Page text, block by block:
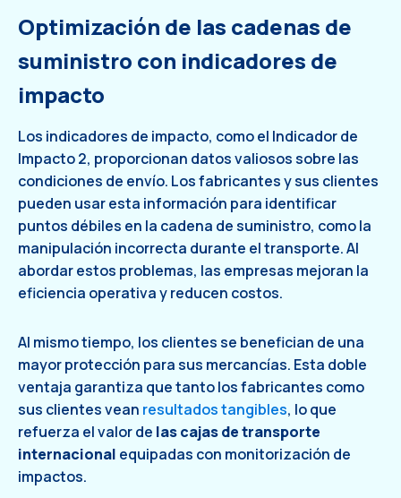
Optimización de las cadenas de
suministro con indicadores de
impacto
Los indicadores de impacto, como el Indicador de
Impacto 2, proporcionan datos valiosos sobre las
condiciones de envío. Los fabricantes y sus clientes
pueden usar esta información para identificar
puntos débiles en la cadena de suministro, como la
manipulación incorrecta durante el transporte. Al
abordar estos problemas, las empresas mejoran la
eficiencia operativa y reducen costos.
Al mismo tiempo, los clientes se benefician de una
mayor protección para sus mercancías. Esta doble
ventaja garantiza que tanto los fabricantes como
sus clientes vean resultados tangibles, lo que
refuerza el valor de las cajas de transporte
internacional equipadas con monitorización de
impactos.